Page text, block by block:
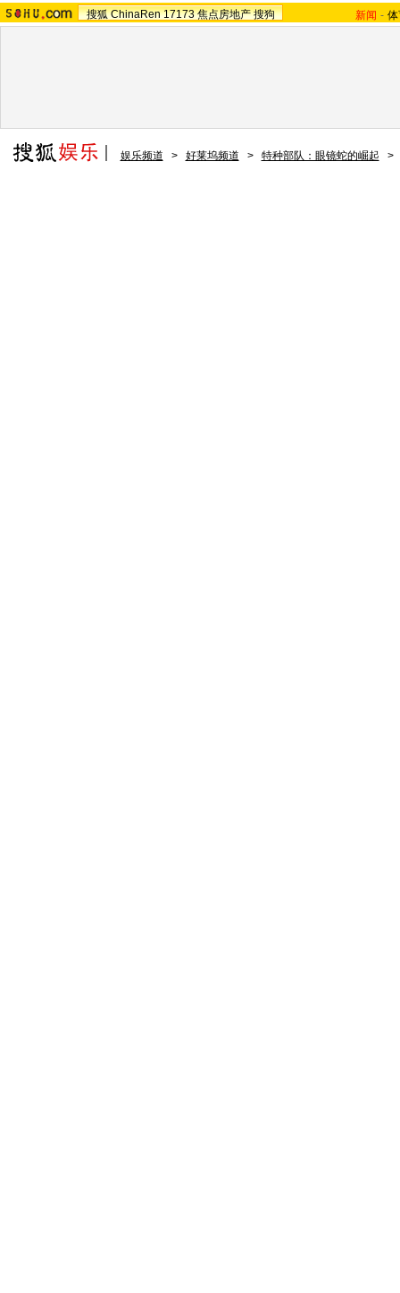
搜狐 ChinaRen 17173 焦点房地产 搜狗 新闻 -
娱乐频道 > 好莱坞频道 > 特种部队：眼镜蛇的崛起 >